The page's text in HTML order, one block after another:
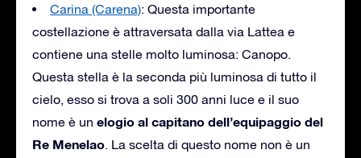
Carina (Carena): Questa importante
costellazione è attraversata dalla via Lattea e
contiene una stelle molto luminosa: Canopo.
Questa stella è la seconda più luminosa di tutto il
cielo, esso si trova a soli 300 anni luce e il suo
nome è un elogio al capitano dell’equipaggio del
Re Menelao. La scelta di questo nome non è un